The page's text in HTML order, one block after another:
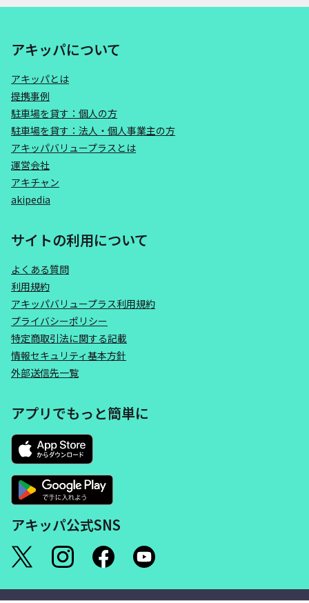
アキッパについて
アキッパとは
提携事例
駐車場を貸す：個人の方
駐車場を貸す：法人・個人事業主の方
アキッパバリュープラスとは
運営会社
アキチャン
akipedia
サイトの利用について
よくある質問
利用規約
アキッパバリュープラス利用規約
プライバシーポリシー
特定商取引法に関する記載
情報セキュリティ基本方針
外部送信先一覧
アプリでもっと簡単に
アキッパ公式SNS